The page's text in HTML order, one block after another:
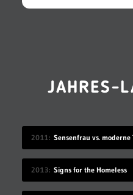
JAHRES-
2011 Sensenfrau vs. moderne
2013 Signs for the Homeless